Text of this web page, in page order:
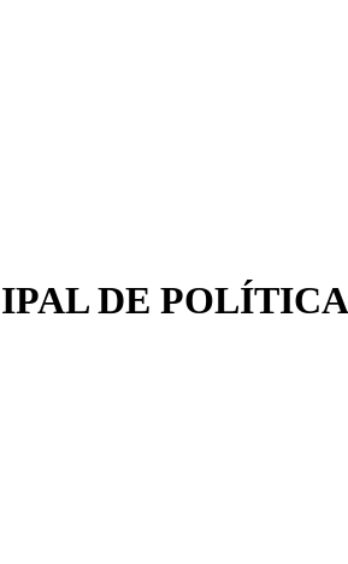
DE POLÍTICA